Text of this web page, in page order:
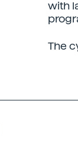
with
The